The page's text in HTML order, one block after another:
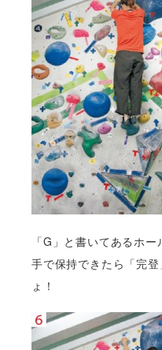
「G」と書いてあるホ
手で保持できたら「完
ょ！